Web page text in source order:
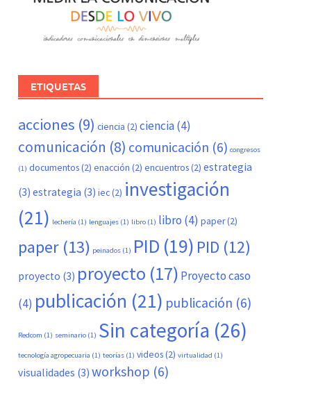
ETIQUETAS
acciones (9) ciencia (2) ciencia(4)
comunicación (8) comunicación (6) congresos
(1) documentos(2) enacción (2) encuentros(2) estrategia
(3) estrategia (3) iec(2) investigación
(21) lechería (1) lenguajes(1) libro(1) libro (4) paper(2)
paper(13) peinados(1) PID (19) PID (12)
proyecto (3) proyecto (17) Proyecto caso
(4) publicación (21) publicación (6)
Redcom (1) seminario(1) Sin categoría (26)
tecnología agropecuaria (1) teorías(1) videos(2) virtualidad (1)
visualidades (3) workshop (6)